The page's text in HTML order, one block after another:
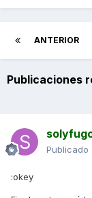
ANTERIOR
Publicaciones
Publicado
:okey